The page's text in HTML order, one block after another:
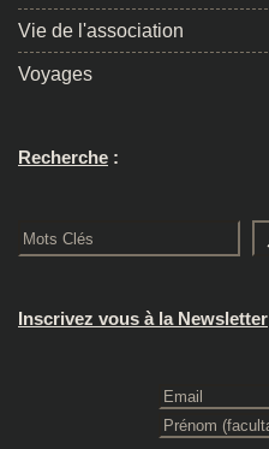
Vie de l'association
Voyages
Recherche :
Rechercher
Inscrivez vous à la Newsletter